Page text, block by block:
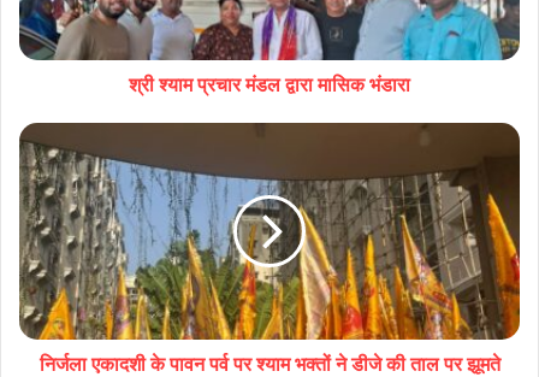
श्री श्याम प्रचार मंडल द्वारा मासिक भंडारा
निर्जला एकादशी के पावन पर्व पर श्याम भक्तों ने डीजे की ताल पर झूमते